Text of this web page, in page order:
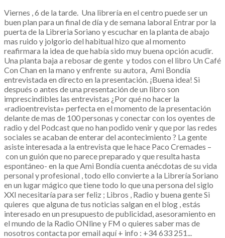
Viernes , 6 de la tarde. Una librería en el centro puede ser un
buen plan para un final de día y de semana laboral Entrar por la
puerta de la Libreria Soriano y escuchar en la planta de abajo
mas ruido y jolgorio del habitual hizo que al momento
reafirmara la idea de que había sido muy buena opción acudir.
Una planta baja a rebosar de gente y todos con el libro Un Café
Con Chan en la mano y enfrente su autora, Ami Bondía
entrevistada en directo en la presentación. ¡Buena idea! Si
después o antes de una presentación de un libro son
imprescindibles las entrevistas ¿Por qué no hacer la
«radioentrevista» perfecta en el momento de la presentación
delante de mas de 100 personas y conectar con los oyentes de
radio y del Podcast que no han podido venir y que por las redes
sociales se acaban de enterar del acontecimiento ? La gente
asiste interesada a la entrevista que le hace Paco Cremades –
con un guión que no parece preparado y que resulta hasta
espontáneo- en la que Ami Bondía cuenta anécdotas de su vida
personal y profesional , todo ello convierte a la Librería Soriano
en un lugar mágico que tiene todo lo que una persona del siglo
XXI necesitaría para ser feliz ; Libros , Radio y buena gente Si
quieres que alguna de tus noticias salgan en el blog , estás
interesado en un presupuesto de publicidad, asesoramiento en
el mundo de la Radio ONline y FM o quieres saber mas de
nosotros contacta por email aquí + info : +34 633 251...